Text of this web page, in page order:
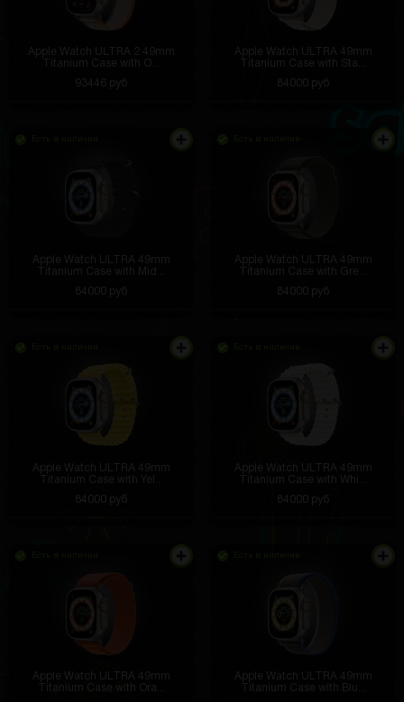
Apple Watch ULTRA 2 49mm
Titanium Case with O...
93446 руб
Apple Watch ULTRA 49mm
Titanium Case with Sta...
84000 руб
Apple Watch ULTRA 49mm
Titanium Case with Mid...
84000 руб
Apple Watch ULTRA 49mm
Titanium Case with Gre...
84000 руб
Apple Watch ULTRA 49mm
Titanium Case with Yel...
84000 руб
Apple Watch ULTRA 49mm
Titanium Case with Whi...
84000 руб
Apple Watch ULTRA 49mm
Titanium Case with Ora...
Apple Watch ULTRA 49mm
Titanium Case with Blu...